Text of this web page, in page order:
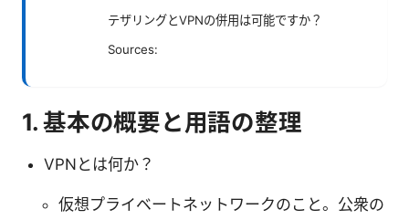
テザリングとVPNの併用は可能ですか？
Sources:
1. 基本の概要と用語の整理
VPNとは何か？
仮想プライベートネットワークのこと。公衆の